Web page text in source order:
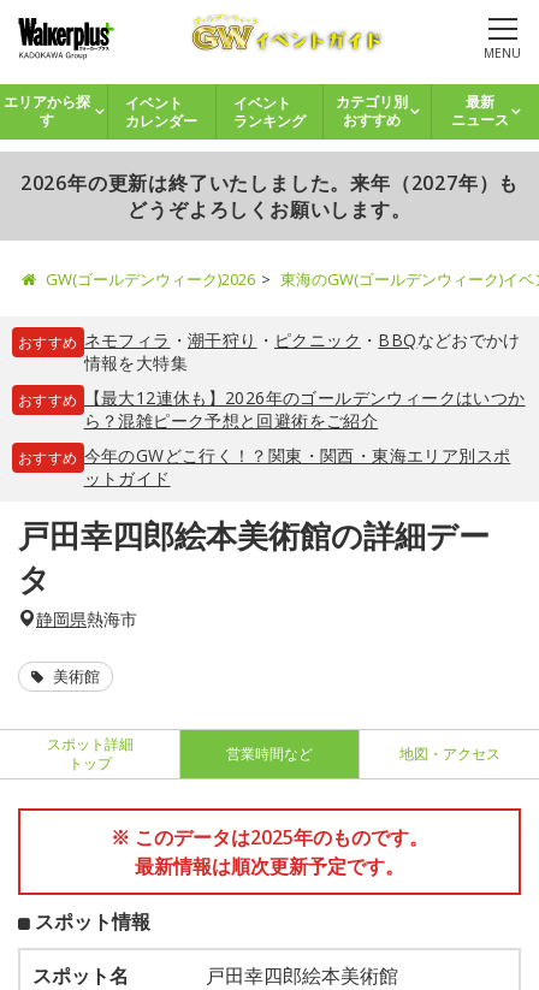
MENU
エリアから探
す
イベント
カレンダー
イベント
ランキング
カテゴリ別
おすすめ
最新
ニュース
2026年の更新は終了いたしました。来年（2027年）も
どうぞよろしくお願いします。
GW(ゴールデンウィーク)2026 東海のGW(ゴールデンウィーク)イ
おすすめ ネモフィラ ・ 潮干狩り ・ ピクニック ・ BBQなどおでかけ
情報を大特集
おすすめ
【最大12連休も】2026年のゴールデンウィークはいつか
ら？混雑ピーク予想と回避術をご紹介
おすすめ 今年のGWどこ行く！？関東・関西・東海エリア別スポ
ットガイド
戸田幸四郎絵本美術館の詳細デー
タ
静岡県熱海市
美術館
スポット詳細
トップ
営業時間など 地図・アクセス
※ このデータは2025年のものです。
最新情報は順次更新予定です。
スポット情報
スポット名
戸田幸四郎絵本美術館